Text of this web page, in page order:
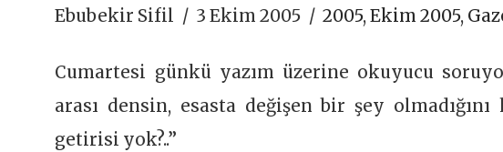
Ebubekir Sifil 3 Ekim 2005 2005,Ekim 2005,
Cumartesi günkü yazım üzerine okuyucu
arası densin, esasta değişen bir şey
getirisi yok?..”